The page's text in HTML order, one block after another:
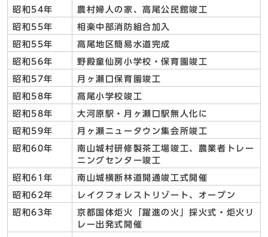
昭和54年 農村婦人の家、高尾公民館竣工
昭和55年 相楽中部消防組合加入
昭和55年 高尾地区簡易水道完成
昭和56年 野殿童仙房小学校・保育園竣工
昭和57年 月ヶ瀬口保育園竣工
昭和58年 高尾小学校竣工
昭和58年 大河原駅・月ヶ瀬口駅無人化に
昭和59年 月ヶ瀬ニュータウン集会所竣工
昭和60年
南山城村研修製茶工場竣工、農業者トレー
ニングセンター竣工
昭和61年 南山城横断林道開通竣工式開催
昭和62年 レイクフォレストリゾート、オープン
昭和63年
京都国体炬火「躍進の火」採火式・炬火リ
レー出発式開催